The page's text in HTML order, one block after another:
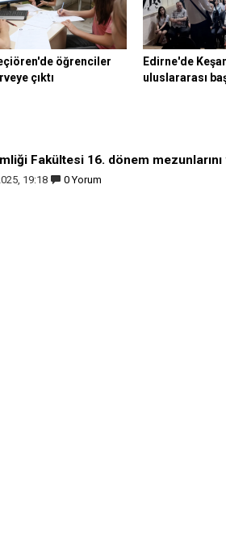
öğrenciler
çıktı
Edirne'de
uluslararası
Fakültesi 16. dönem
19:18 0 Yorum